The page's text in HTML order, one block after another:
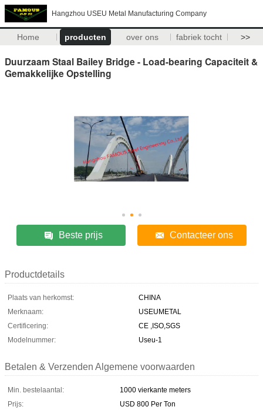
Hangzhou USEU Metal Manufacturing Company
Home producten over ons fabriek tocht >>
Duurzaam Staal Bailey Bridge - Load-bearing Capaciteit &
Gemakkelijke Opstelling
Beste prijs Contacteer ons
Productdetails
Plaats van herkomst:
CHINA
Merknaam:
USEUMETAL
Certificering:
CE ,ISO,SGS
Modelnummer:
Useu-1
Betalen & Verzenden Algemene voorwaarden
Min. bestelaantal:
1000 vierkante meters
Prijs:
USD 800 Per Ton